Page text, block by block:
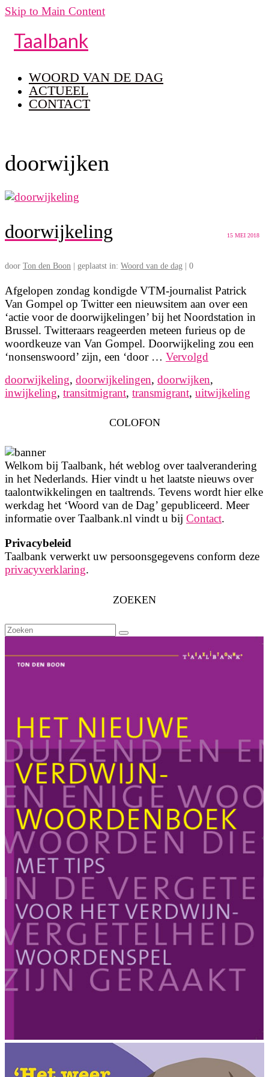
Skip to Main Content
Taalbank
WOORD VAN DE DAG
ACTUEEL
CONTACT
doorwijken
15 MEI 2018
doorwijkeling
door Ton den Boon geplaatst in: Woord van de dag 0
Afgelopen zondag kondigde VTM-journalist Patrick
Van Gompel op Twitter een nieuwsitem aan over een
‘actie voor de doorwijkelingen’ bij het Noordstation in
Brussel. Twitteraars reageerden meteen furieus op de
woordkeuze van Van Gompel. Doorwijkeling zou een
‘nonsenswoord’ zijn, een ‘door … Vervolgd
doorwijkeling, doorwijkelingen, doorwijken,
inwijkeling, transitmigrant, transmigrant, uitwijkeling
COLOFON
Welkom bij Taalbank, hét weblog over taalverandering
in het Nederlands. Hier vindt u het laatste nieuws over
taalontwikkelingen en taaltrends. Tevens wordt hier elke
werkdag het ‘Woord van de Dag’ gepubliceerd. Meer
informatie over Taalbank.nl vindt u bij Contact.
Privacybeleid
Taalbank verwerkt uw persoonsgegevens conform deze
privacyverklaring.
ZOEKEN
Zoeken